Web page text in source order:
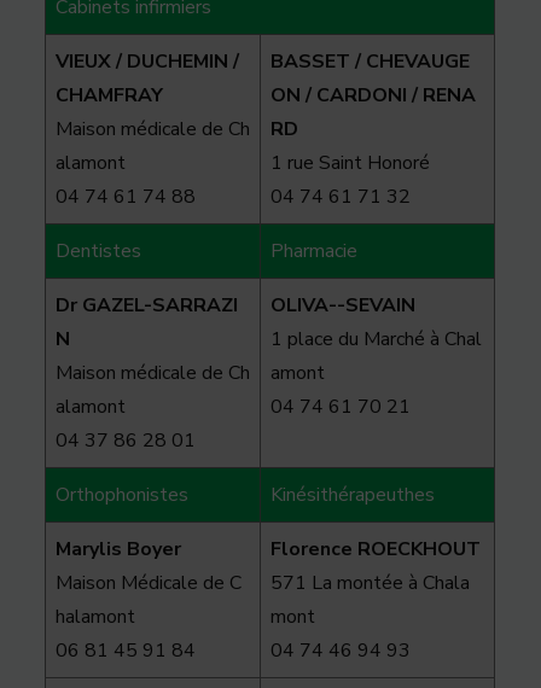
Cabinets infirmiers
VIEUX / DUCHEMIN /
CHAMFRAY
Maison médicale de Ch
alamont
04 74 61 74 88
BASSET / CHEVAUGE
ON / CARDONI / RENA
RD
1 rue Saint Honoré
04 74 61 71 32
Dentistes Pharmacie
Dr GAZEL-SARRAZI
N
Maison médicale de Ch
alamont
04 37 86 28 01
OLIVA--SEVAIN
1 place du Marché à Chal
amont
04 74 61 70 21
Orthophonistes Kinésithérapeuthes
Marylis Boyer
Maison Médicale de C
halamont
06 81 45 91 84
Florence ROECKHOUT
571 La montée à Chala
mont
04 74 46 94 93